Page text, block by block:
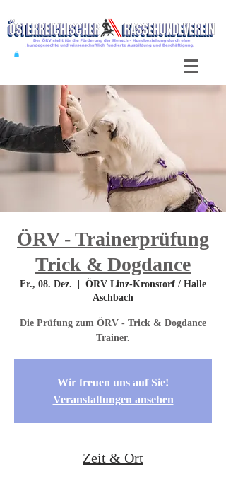
ÖRV - Trainerprüfung
Trick & Dogdance
Fr., 08. Dez.
ÖRV Linz-Kronstorf / Halle
Aschbach
Die Prüfung zum ÖRV - Trick & Dogdance
Trainer.
Wir freuen uns auf Sie!
Veranstaltungen ansehen
Zeit & Ort